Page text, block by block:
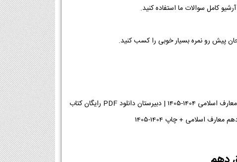
کامل سوالات ما استفاده کنید.
پیش رو نمره بسیار خوبی را کسب کنید.
دانلود کتاب منطق دهم معارف اسلامی 1404-1405 دبیرستان | کتاب اصلی PDF منطق دهم معارف اسلامی 1404-1405 | دبیرستان دانلود PDF رایگان کتاب